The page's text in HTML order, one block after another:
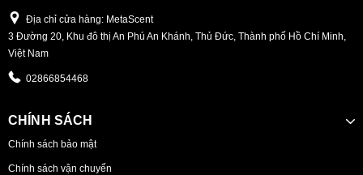
Địa chỉ cửa hàng: MetaScent
3 Đường 20, Khu đô thị An Phú An Khánh, Thủ Đức, Thành phố Hồ Chí Minh,
Việt Nam
02866854468
CHÍNH SÁCH
Chính sách bảo mật
Chính sách vận chuyển